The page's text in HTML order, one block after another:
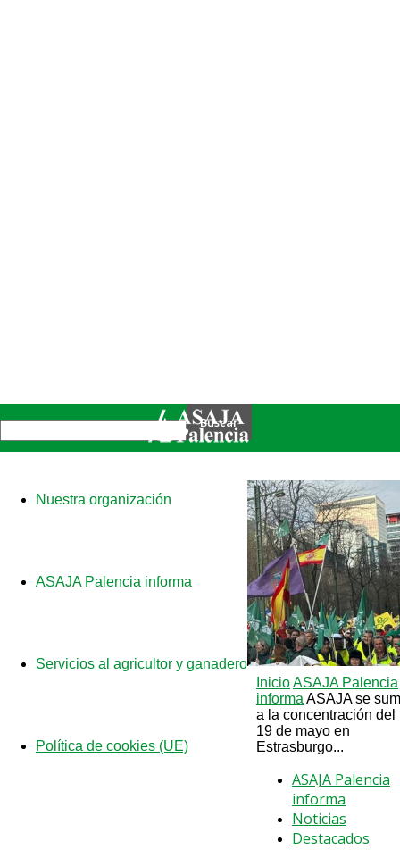
Nuestra organización
ASAJA Palencia informa
Servicios al agricultor y ganadero
Política de cookies (UE)
InicioASAJA Palencia
informa ASAJA se
a la concentración del
19 de mayo en
Estrasburgo...
ASAJA Palencia
informa
Noticias
Destacados